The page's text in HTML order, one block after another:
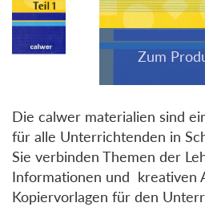
Die calwer materialien sind
für alle Unterrichtenden in
Sie verbinden Themen der
Informationen und kreativen
Kopiervorlagen für den